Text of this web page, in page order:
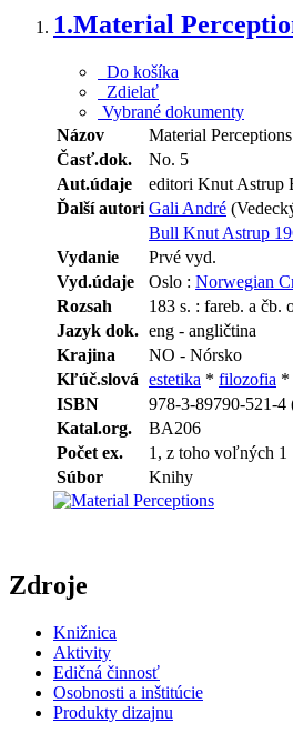
1.Material
Do košíka
Zdielať
Vybrané dokumenty
Názov
Material Perceptions
Časť.dok.
No. 5
Aut.údaje
editori Knut Astrup
Ďalší autori Gali André
Bull Knut Astrup
Vydanie
Prvé vyd.
Vyd.údaje
Oslo : Norwegian
Rozsah
183 s. : fareb. a čb.
Jazyk dok. eng - angličtina
Krajina
NO - Nórsko
Kľúč.slová estetika * filozofia *
ISBN
978-3-89790-521-4
Katal.org.
BA206
Počet ex.
1, z toho voľných 1
Súbor
Knihy
Zdroje
Knižnica
Aktivity
Edičná činnosť
Osobnosti a inštitúcie
Produkty dizajnu